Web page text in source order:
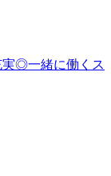
実◎一緒に働くス